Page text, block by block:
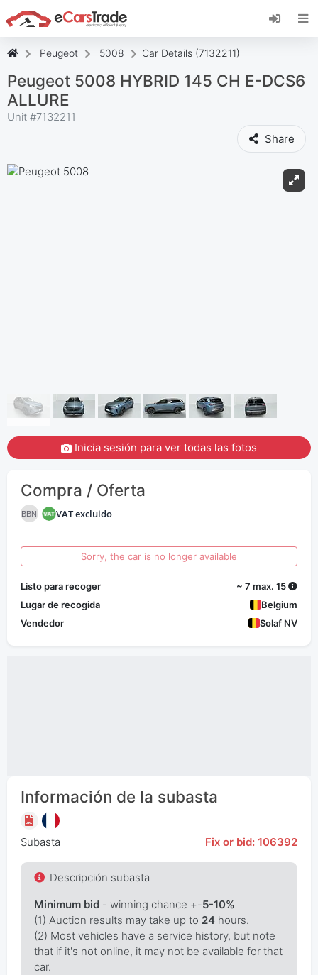
Instala la aplicación web de eCarsTrade,
añádela a tu pantalla de inicio y recibe
Peugeot 5008 Car Details (7132211)
Peugeot 5008 HYBRID 145 CH E-DCS6
ALLURE
Unit #7132211
Share
Inicia sesión para ver todas las fotos
Compra / Oferta
BBN VAT excluido
Sorry, the car is no longer available
Listo para recoger
~ 7 max. 15
Lugar de recogida
Belgium
Vendedor
Solaf NV
Información de la subasta
Subasta Fix or bid: 106392
Descripción subasta
Minimum bid- winning chance +-5-10%
(1) Auction results may take up to 24hours.
(2) Most vehicles have a service history, but note
that if it's not online, it may not be available for that
car.